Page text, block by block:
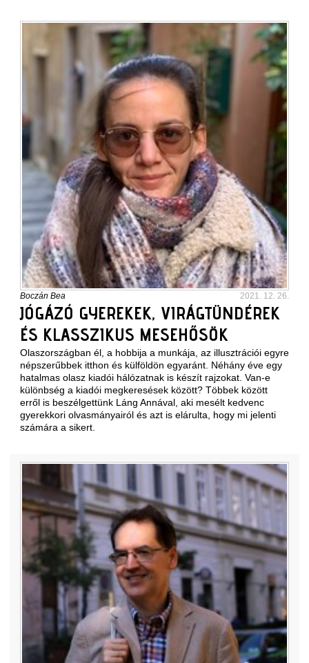
Boczán Bea 2021. 12. 26.
JÓGÁZÓ GYEREKEK, VIRÁGTÜNDÉREK
ÉS KLASSZIKUS MESEHŐSÖK
Olaszországban él, a hobbija a munkája, az illusztrációi egyre
népszerűbbek itthon és külföldön egyaránt. Néhány éve egy
hatalmas olasz kiadói hálózatnak is készít rajzokat. Van-e
különbség a kiadói megkeresések között? Többek között
erről is beszélgettünk Láng Annával, aki mesélt kedvenc
gyerekkori olvasmányairól és azt is elárulta, hogy mi jelenti
számára a sikert.